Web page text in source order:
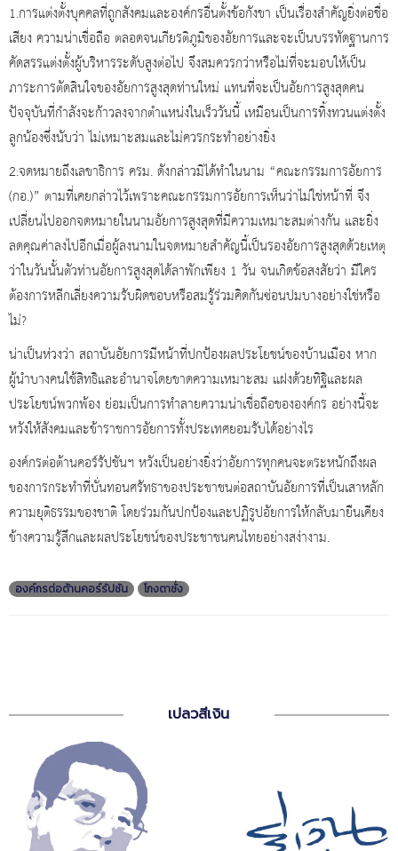
1.การแต่งตั้งบุคคลที่ถูกสังคมและองค์กรอื่นตั้งข้อกังขา เป็นเรื่องสำคัญยิ่งต่อชื่อ
เสียง ความน่าเชื่อถือ ตลอดจนเกียรติภูมิของอัยการและจะเป็นบรรทัดฐานการ
คัดสรรแต่งตั้งผู้บริหารระดับสูงต่อไป จึงสมควรกว่าหรือไม่ที่จะมอบให้เป็น
ภาระการตัดสินใจของอัยการสูงสุดท่านใหม่ แทนที่จะเป็นอัยการสูงสุดคน
ปัจจุบันที่กำลังจะก้าวลงจากตำแหน่งในเร็ววันนี้ เหมือนเป็นการทิ้งทวนแต่งตั้ง
ลูกน้องซึ่งนับว่า ไม่เหมาะสมและไม่ควรกระทำอย่างยิ่ง
2.จดหมายถึงเลขาธิการ ครม. ดังกล่าวมิได้ทำในนาม “คณะกรรมการอัยการ
(กอ.)” ตามที่เคยกล่าวไว้เพราะคณะกรรมการอัยการเห็นว่าไม่ใช่หน้าที่ จึง
เปลี่ยนไปออกจดหมายในนามอัยการสูงสุดที่มีความเหมาะสมต่างกัน และยิ่ง
ลดคุณค่าลงไปอีกเมื่อผู้ลงนามในจดหมายสำคัญนี้เป็นรองอัยการสูงสุดด้วยเหตุ
ว่าในวันนั้นตัวท่านอัยการสูงสุดได้ลาพักเพียง 1 วัน จนเกิดข้อสงสัยว่า มีใคร
ต้องการหลีกเลี่ยงความรับผิดชอบหรือสมรู้ร่วมคิดกันซ่อนปมบางอย่างใช่หรือ
ไม่?
น่าเป็นห่วงว่า สถาบันอัยการมีหน้าที่ปกป้องผลประโยชน์ของบ้านเมือง หาก
ผู้นำบางคนใช้สิทธิและอำนาจโดยขาดความเหมาะสม แฝงด้วยทิฐิและผล
ประโยชน์พวกพ้อง ย่อมเป็นการทำลายความน่าเชื่อถือขององค์กร อย่างนี้จะ
หวังให้สังคมและข้าราชการอัยการทั้งประเทศยอมรับได้อย่างไร
องค์กรต่อต้านคอร์รัปชันฯ หวังเป็นอย่างยิ่งว่าอัยการทุกคนจะตระหนักถึงผล
ของการกระทำที่บั่นทอนศรัทธาของประชาชนต่อสถาบันอัยการที่เป็นเสาหลัก
ความยุติธรรมของชาติ โดยร่วมกันปกป้องและปฏิรูปอัยการให้กลับมายืนเคียง
ข้างความรู้สึกและผลประโยชน์ของประชาชนคนไทยอย่างสง่างาม.
องค์กรต่อต้านคอร์รัปชัน โกงตาชั่ง
เปลวสีเงิน